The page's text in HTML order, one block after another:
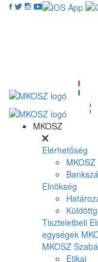
MKOSZ
Elérhetőség
Elnökség
Tiszteletbeli
egységek
MKOSZ
Etikai